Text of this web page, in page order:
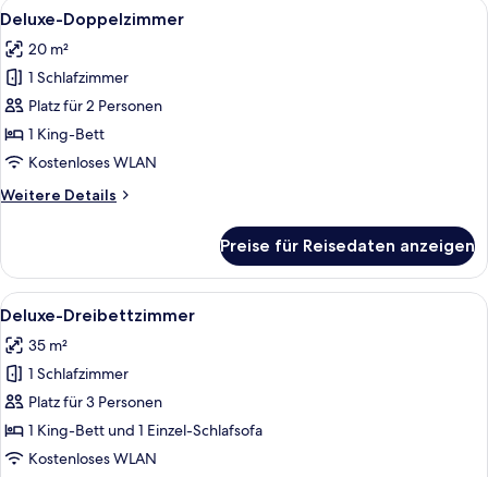
Alle
Fotos
für
Deluxe-
Doppelzimmer
anzeigen
Ein Hotelzimmer mit einem großen
17
Deluxe-Doppelzimmer
20 m²
1 Schlafzimmer
Platz für 2 Personen
1 King-Bett
Kostenloses WLAN
Weitere Details
Weitere
Doppelzimmer
Preise für Reisedaten anzeigen
Alle
Fotos
für
Deluxe-
Dreibettzimmer
anzeigen
Ein modernes Schlafzimmer mit
7
Deluxe-Dreibettzimmer
35 m²
1 Schlafzimmer
Platz für 3 Personen
1 King-Bett und 1 Einzel-Schlafsofa
Kostenloses WLAN